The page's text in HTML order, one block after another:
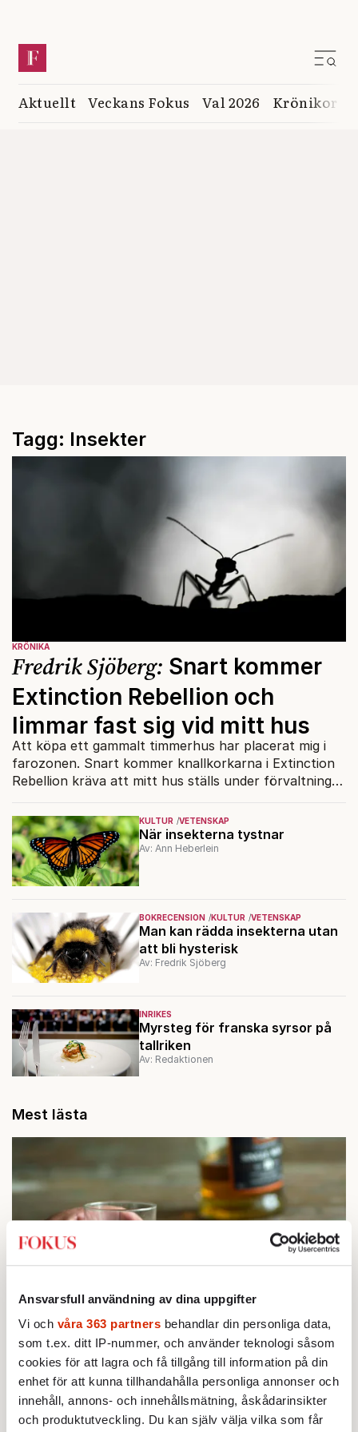
Ansvarsfull användning av dina uppgifter
Vi och våra 363 partners behandlar din personliga data,
som t.ex. ditt IP-nummer, och använder teknologi såsom
cookies för att lagra och få tillgång till information på din
enhet för att kunna tillhandahålla personliga annonser och
innehåll, annons- och innehållsmätning, åskådarinsikter
och produktutveckling. Du kan själv välja vilka som får
Aktuellt Veckans Fokus Val 2026 Krönikor
Tagg: Insekter
KULTUR VETENSKAP
När insekterna tystnar
Av: Ann Heberlein
BOKRECENSION KULTUR VETENSKAP
Man kan rädda insekterna utan
att bli hysterisk
Av: Fredrik Sjöberg
INRIKES
Myrsteg för franska syrsor på
tallriken
Av: Redaktionen
KRÖNIKA
Fredrik Sjöberg: Snart kommer
Extinction Rebellion och
limmar fast sig vid mitt hus
Att köpa ett gammalt timmerhus har placerat mig i
farozonen. Snart kommer knallkorkarna i Extinction
Rebellion kräva att mitt hus ställs under förvaltning
Mest lästa
STICKET
1.Bitte Assarmo:Sagan om den lågbegåvade
ursprungsbefolkningen i Filipstad
2.Sakine Madon:Efter islamistdådet oroar sig
vänstern för Agnes Wold
STICKET